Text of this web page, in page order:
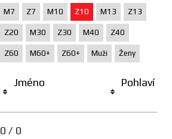
M7 Z7 M10 Z10 M13 Z13
Z20 M30 Z30 M40 Z40
Z60 M60+ Z60+ Muži Ženy
Jméno Pohlaví
0 / 0